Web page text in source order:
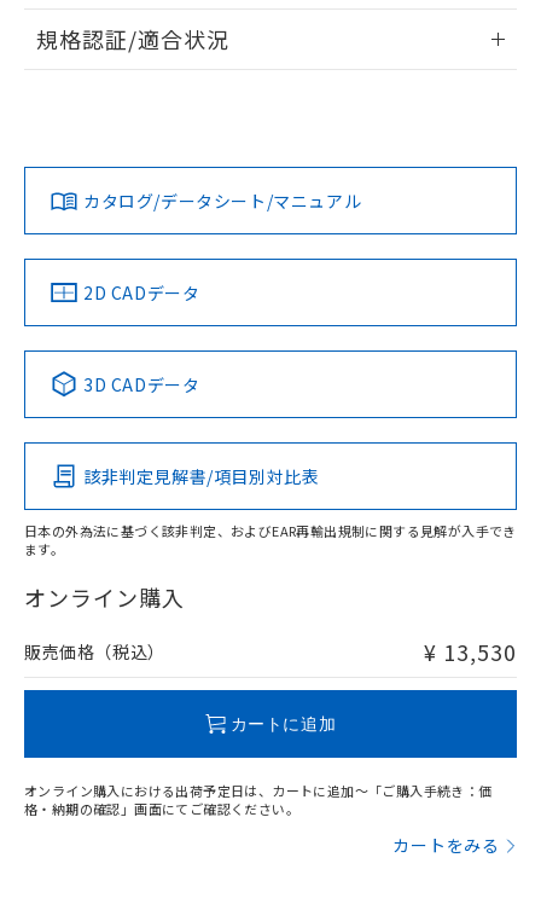
タイムチャート
A: 110mm以上、B: 90mm以上
上、n: 45mm以上
検出領域
ログイン/会員登録
ダウンロードデータをご利用いただく前に、以下を必ずお読
みください。
ソフトウェアの使用条件
EU RoHS 注意事項・凡例
対応済み
中国 RoHS 注意事項・凡例
Pb Hg Cd Cr(VI)
O
在庫等で未対応品が混在する可能性があります。
問い合わせください。
規格認証/適合状況
LR型式承認
（イギリス
船舶規格）
DNV型式承認
（ノルウェー
BV型式承認
（フランス
KR型式
（韓国
No No No No
この製品の規格認証/適合状況ページへ
その他の認証はこちらのページからご検索ください
カタログ/データシート/マニュアル
2D CADデータ
3D CADデータ
該非判定見解書/項目別対比表
日本の外為法に基づく該非判定、およびEAR再輸出規制に関する見解が入手でき
ます。
オンライン購入
販売価格（税込） ¥ 13,530
カートに追加
オンライン購入における出荷予定日は、カートに追加～「ご購入手続き：価
格・納期の確認」画面にてご確認ください。
カートをみる